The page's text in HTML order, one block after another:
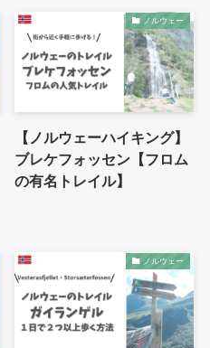
ノルウェー
【ノルウェーハイキング】
ブレケフォッセン【フロム
の有名トレイル】
ノルウェー